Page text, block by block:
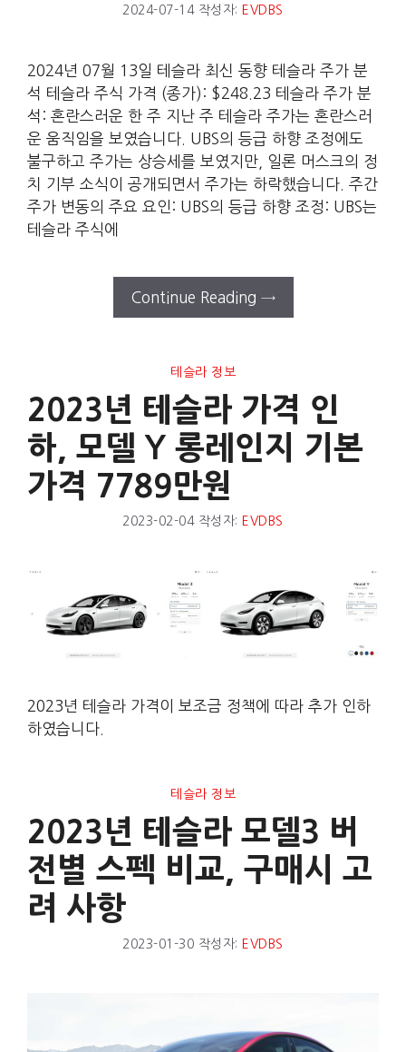
2024-07-14 작성자: EVDBS
2024년 07월 13일 테슬라 최신 동향 테슬라 주가 분
석 테슬라 주식 가격 (종가): $248.23 테슬라 주가 분
석: 혼란스러운 한 주 지난 주 테슬라 주가는 혼란스러
운 움직임을 보였습니다. UBS의 등급 하향 조정에도
불구하고 주가는 상승세를 보였지만, 일론 머스크의 정
치 기부 소식이 공개되면서 주가는 하락했습니다. 주간
주가 변동의 주요 요인: UBS의 등급 하향 조정: UBS는
테슬라 주식에
Continue Reading →
테슬라 정보
2023년 테슬라 가격 인
하, 모델 Y 롱레인지 기본
가격 7789만원
2023-02-04 작성자: EVDBS
2023년 테슬라 가격이 보조금 정책에 따라 추가 인하
하였습니다.
테슬라 정보
2023년 테슬라 모델3 버
전별 스펙 비교, 구매시 고
려 사항
2023-01-30 작성자: EVDBS